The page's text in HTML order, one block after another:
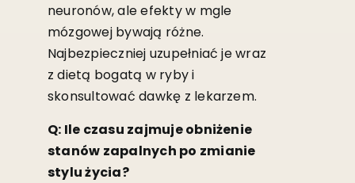
neuronów, ale efekty w mgle
mózgowej bywają różne.
Najbezpieczniej uzupełniać je wraz
z dietą bogatą w ryby i
skonsultować dawkę z lekarzem.
Q: Ile czasu zajmuje obniżenie
stanów zapalnych po zmianie
stylu życia?